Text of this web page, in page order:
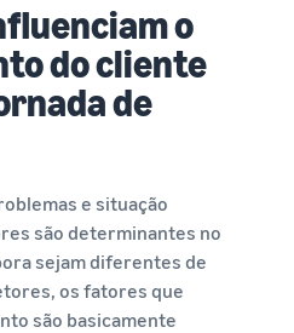
o
do cliente
de
e situação
são determinantes no
sejam diferentes de
os fatores que
são basicamente